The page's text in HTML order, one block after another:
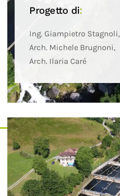
Progetto di:
Ing. Giampietro Stagnoli,
Arch. Michele Brugnoni,
Arch. Ilaria Caré